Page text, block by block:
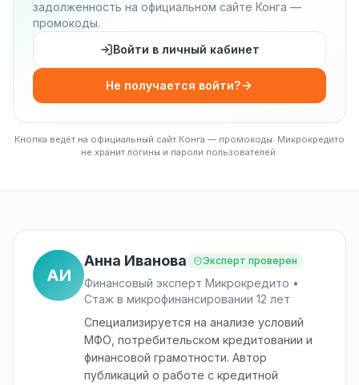
задолженность на официальном сайте Конга —
промокоды.
Войти в личный кабинет
Не получается войти?
Кнопка ведёт на официальный сайт Конга — промокоды. Микрокредито
не хранит логины и пароли пользователей.
АИ
Анна Иванова Эксперт проверен
Финансовый эксперт Микрокредито •
Стаж в микрофинансировании 12 лет
Специализируется на анализе условий
МФО, потребительском кредитовании и
финансовой грамотности. Автор
публикаций о работе с кредитной